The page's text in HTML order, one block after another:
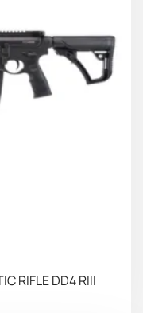
RIFLE DD4 RIII